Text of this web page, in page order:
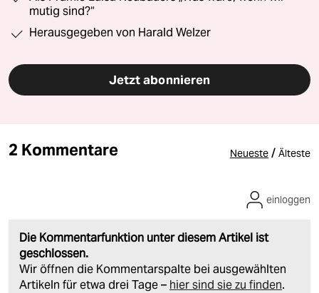
mutig sind?“
Herausgegeben von Harald Welzer
Jetzt abonnieren
2 Kommentare Neueste / Älteste
Die Kommentarfunktion unter diesem Artikel ist
geschlossen.
Wir öffnen die Kommentarspalte bei ausgewählten
Artikeln für etwa drei Tage – hier sind sie zu finden.
einloggen